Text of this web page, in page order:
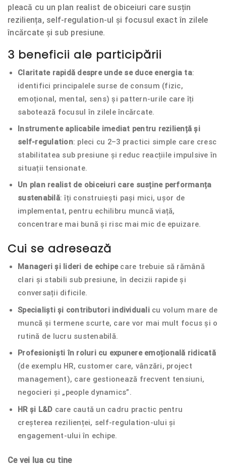
pleacă cu un plan realist de obiceiuri care susțin
reziliența, self-regulation-ul și focusul exact în zilele
încărcate și sub presiune.
3 beneficii ale participării
Claritate rapidă despre unde se duce energia ta:
identifici principalele surse de consum (fizic,
emoțional, mental, sens) și pattern-urile care îți
sabotează focusul în zilele încărcate.
Instrumente aplicabile imediat pentru reziliență și
self-regulation: pleci cu 2–3 practici simple care cresc
stabilitatea sub presiune și reduc reacțiile impulsive în
situații tensionate.
Un plan realist de obiceiuri care susține performanța
sustenabilă: îți construiești pași mici, ușor de
implementat, pentru echilibru muncă viață,
concentrare mai bună și risc mai mic de epuizare.
Cui se adresează
Manageri și lideri de echipecare trebuie să rămână
clari și stabili sub presiune, în decizii rapide și
conversații dificile.
Specialiști și contributori individualicu volum mare de
muncă și termene scurte, care vor mai mult focus și o
rutină de lucru sustenabilă.
Profesioniști în roluri cu expunere emoțională ridicată
(de exemplu HR, customer care, vânzări, project
management), care gestionează frecvent tensiuni,
negocieri și „people dynamics”.
HR și L&D care caută un cadru practic pentru
creșterea rezilienței, self-regulation-ului și
engagement-ului în echipe.
Ce vei lua cu tine